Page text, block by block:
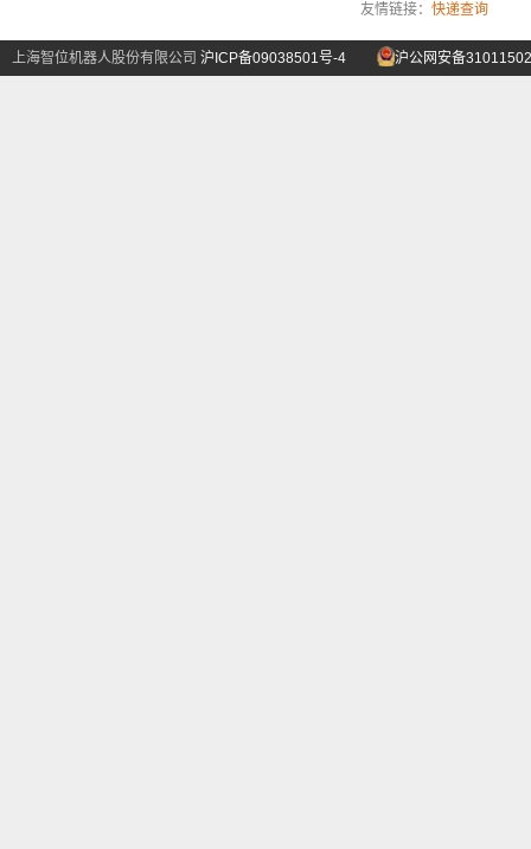
友情链接： 快递查询
上海智位机器人股份有限公司 沪ICP备09038501号-4 沪公网安备